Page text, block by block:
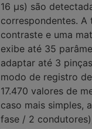
16 µs) são
correspondentes. A
contraste e uma
exibe até 35
adaptar até 3
modo de registro
17.470 valores de
caso mais simples,
fase / 2